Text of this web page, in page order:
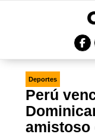
Deportes
Perú
amistoso